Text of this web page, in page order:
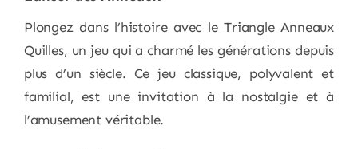
Plongez dans l’histoire avec le Triangle Anneaux
Quilles, un jeu qui a charmé les générations depuis
plus d’un siècle. Ce jeu classique, polyvalent et
familial, est une invitation à la nostalgie et à
l’amusement véritable.